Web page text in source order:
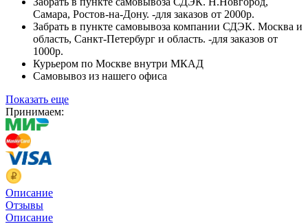
Самара, Ростов-на-Дону. -для заказов от 2000р.
Забрать в пункте самовывоза компании СДЭК. Москва и
область, Санкт-Петербург и область. -для заказов от
1000р.
Курьером по Москве внутри МКАД
Самовывоз из нашего офиса
Показать еще
Принимаем:
Описание
Отзывы
Описание